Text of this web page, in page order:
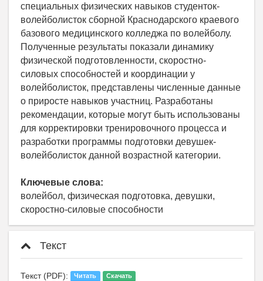
специальных физических навыков студенток-
волейболисток сборной Краснодарского краевого
базового медицинского колледжа по волейболу.
Полученные результаты показали динамику
физической подготовленности, скоростно-
силовых способностей и координации у
волейболисток, представлены численные данные
о приросте навыков участниц. Разработаны
рекомендации, которые могут быть использованы
для корректировки тренировочного процесса и
разработки программы подготовки девушек-
волейболисток данной возрастной категории.
Ключевые слова:
волейбол, физическая подготовка, девушки,
скоростно-силовые способности
Текст
Текст (PDF): Читать Скачать